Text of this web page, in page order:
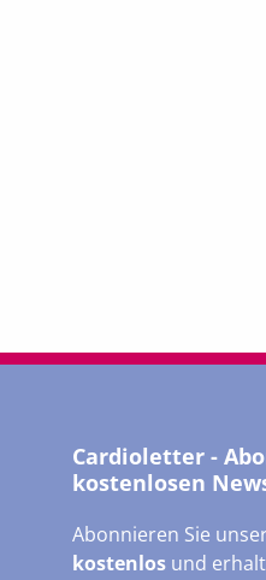
Cardioletter -
kostenlosen
Abonnieren Sie
kostenlos und